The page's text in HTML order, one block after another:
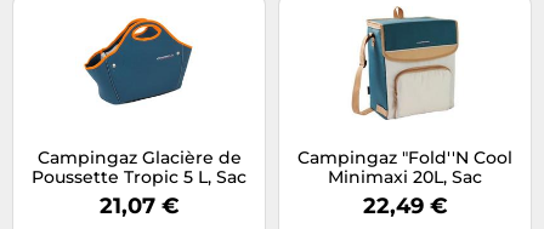
Campingaz Glacière de
Poussette Tropic 5 L, Sac
Repas Isotherme Léger, 11
Heures de
21,07 €
Campingaz "Fold''N Cool
Minimaxi 20L, Sac
isotherme"
22,49 €